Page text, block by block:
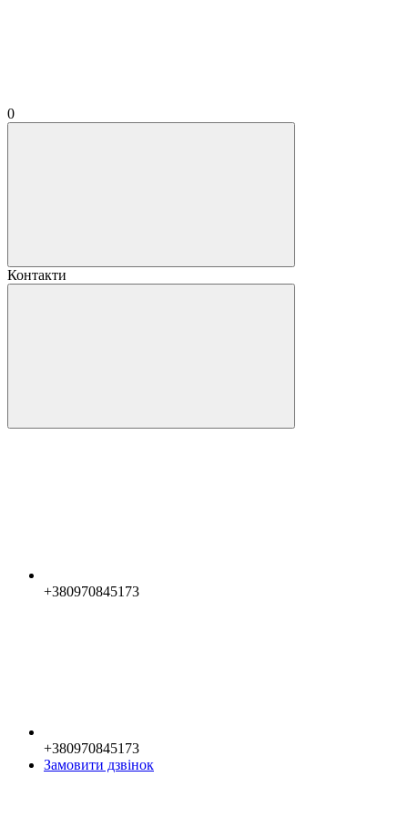
0
Контакти
+380970845173
+380970845173
Замовити дзвінок